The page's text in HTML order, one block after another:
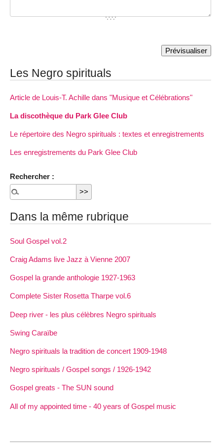
Les Negro spirituals
Article de Louis-T. Achille dans "Musique et Célébrations"
La discothèque du Park Glee Club
Le répertoire des Negro spirituals : textes et enregistrements
Les enregistrements du Park Glee Club
Rechercher :
Dans la même rubrique
Soul Gospel vol.2
Craig Adams live Jazz à Vienne 2007
Gospel la grande anthologie 1927-1963
Complete Sister Rosetta Tharpe vol.6
Deep river - les plus célèbres Negro spirituals
Swing Caraïbe
Negro spirituals la tradition de concert 1909-1948
Negro spirituals / Gospel songs / 1926-1942
Gospel greats - The SUN sound
All of my appointed time - 40 years of Gospel music